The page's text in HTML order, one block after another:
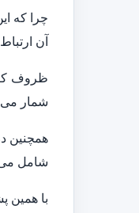
چرا که
آن
شمار می
شامل می
با همین